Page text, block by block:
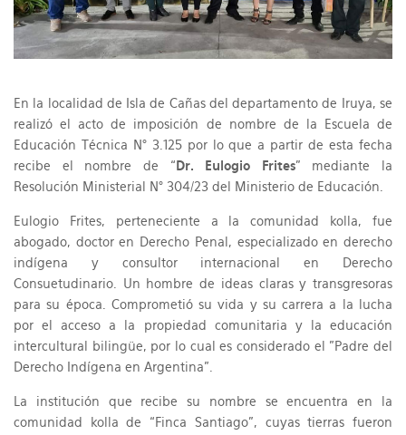
En la localidad de Isla de Cañas del departamento de Iruya, se
realizó el acto de imposición de nombre de la Escuela de
Educación Técnica N° 3.125 por lo que a partir de esta fecha
recibe el nombre de “ Dr. Eulogio Frites” mediante la
Resolución Ministerial N° 304/23 del Ministerio de Educación.
Eulogio Frites, perteneciente a la comunidad kolla, fue
abogado, doctor en Derecho Penal, especializado en derecho
indígena y consultor internacional en Derecho
Consuetudinario. Un hombre de ideas claras y transgresoras
para su época. Comprometió su vida y su carrera a la lucha
por el acceso a la propiedad comunitaria y la educación
intercultural bilingüe, por lo cual es considerado el "Padre del
Derecho Indígena en Argentina".
La institución que recibe su nombre se encuentra en la
comunidad kolla de “Finca Santiago”, cuyas tierras fueron